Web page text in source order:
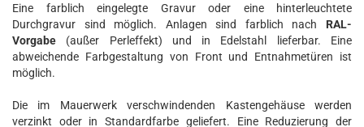
Eine farblich eingelegte Gravur oder eine hinterleuchtete
Durchgravur sind möglich. Anlagen sind farblich nach RAL-
Vorgabe (außer Perleffekt) und in Edelstahl lieferbar. Eine
abweichende Farbgestaltung von Front und Entnahmetüren ist
möglich.
Die im Mauerwerk verschwindenden Kastengehäuse werden
verzinkt oder in Standardfarbe geliefert. Eine Reduzierung der